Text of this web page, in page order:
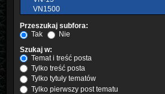
Przeszukaj subfora:
Tak
Nie
Szukaj w:
Temat i treść posta
Tylko treść posta
Tylko tytuły tematów
Tylko pierwszy post tematu